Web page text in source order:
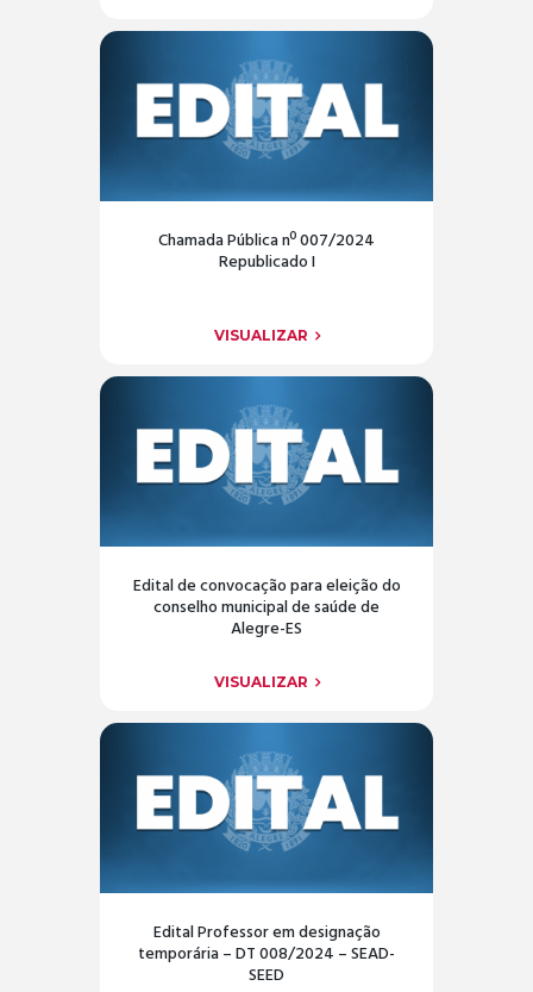
Chamada Pública nº 007/2024
Republicado I
VISUALIZAR
Edital de convocação para eleição do
conselho municipal de saúde de
Alegre-ES
VISUALIZAR
Edital Professor em designação
temporária – DT 008/2024 – SEAD-
SEED